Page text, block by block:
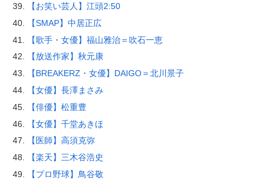
【お笑い芸人】江頭2:50
【SMAP】中居正広
【歌手・女優】福山雅治＝吹石一恵
【放送作家】秋元康
【BREAKERZ・女優】DAIGO＝北川景子
【女優】長澤まさみ
【俳優】松重豊
【女優】千堂あきほ
【医師】高須克弥
【楽天】三木谷浩史
【プロ野球】鳥谷敬